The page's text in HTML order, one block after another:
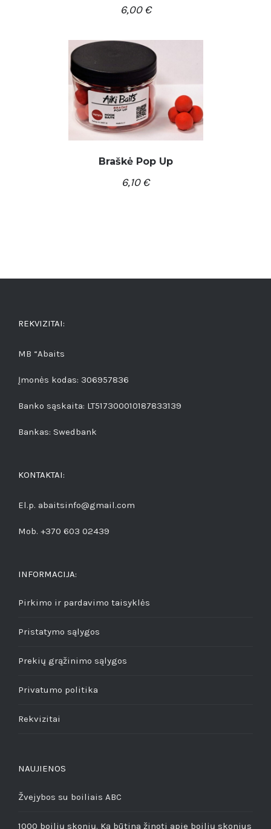
6,00€
Braškė Pop Up
6,10€
REKVIZITAI:
MB “Abaits
Įmonės kodas: 306957836
Banko sąskaita: LT517300010187833139
Bankas: Swedbank
KONTAKTAI:
El.p. abaitsinfo@gmail.com
Mob. +370 603 02439
INFORMACIJA:
Pirkimo ir pardavimo taisyklės
Pristatymo sąlygos
Prekių grąžinimo sąlygos
Privatumo politika
Rekvizitai
NAUJIENOS
Žvejybos su boiliais ABC
1000 boilių skonių. Ką būtina žinoti apie boilių skonius